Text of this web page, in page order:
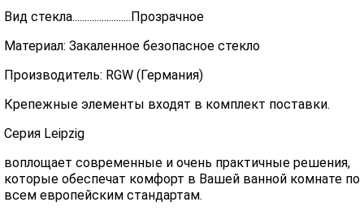
Вид стекла........................Прозрачное
Материал: Закаленное безопасное стекло
Производитель: RGW (Германия)
Крепежные элементы входят в комплект поставки.
Серия Leipzig
воплощает современные и очень практичные решения,
которые обеспечат комфорт в Вашей ванной комнате по
всем европейским стандартам.